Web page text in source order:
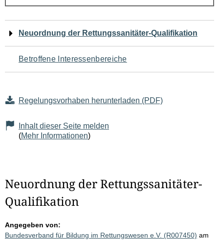
Navigation
für
den
Seiteninhalt
Neuordnung der Rettungssanitäter-Qualifikation
Betroffene Interessenbereiche
Regelungsvorhaben herunterladen (PDF)
Inhalt dieser Seite melden
(Mehr Informationen)
Neuordnung der Rettungssanitäter-
Qualifikation
Angegeben von:
Bundesverband für Bildung im Rettungswesen e.V. (R007450) am